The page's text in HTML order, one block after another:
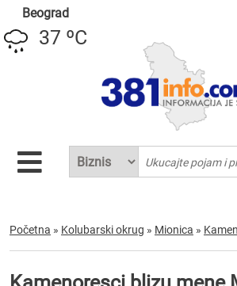
Beograd
37 ºC
Početna » Kolubarski okrug » Mionica »